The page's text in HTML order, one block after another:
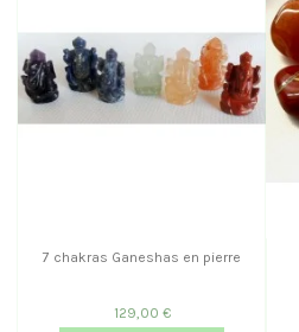
7 chakras Ganeshas en pierre
129,00 €